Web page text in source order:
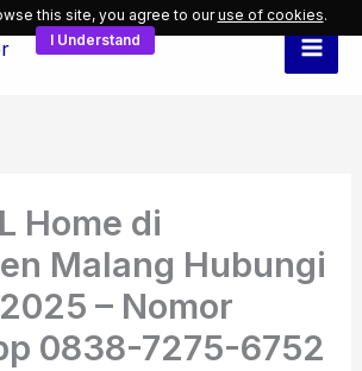
Home di
Malang Hubungi
– Nomor
0838-7275-6752
this site, you agree to ouruse of cookies.
I Understand